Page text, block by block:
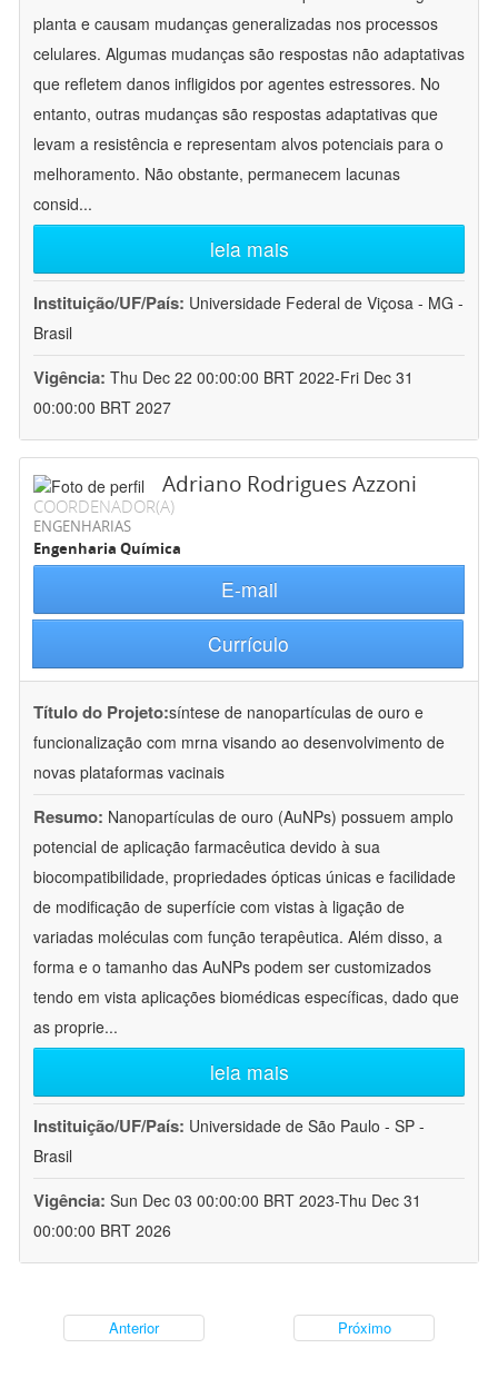
planta e causam mudanças generalizadas nos processos
celulares. Algumas mudanças são respostas não adaptativas
que refletem danos infligidos por agentes estressores. No
entanto, outras mudanças são respostas adaptativas que
levam a resistência e representam alvos potenciais para o
melhoramento. Não obstante, permanecem lacunas
consid...
leia mais
Instituição/UF/País: Universidade Federal de Viçosa - MG -
Brasil
Vigência: Thu Dec 22 00:00:00 BRT 2022-Fri Dec 31
00:00:00 BRT 2027
Adriano Rodrigues Azzoni
COORDENADOR(A)
ENGENHARIAS
Engenharia Química
E-mail
Currículo
Título do Projeto:síntese de nanopartículas de ouro e
funcionalização com mrna visando ao desenvolvimento de
novas plataformas vacinais
Resumo: Nanopartículas de ouro (AuNPs) possuem amplo
potencial de aplicação farmacêutica devido à sua
biocompatibilidade, propriedades ópticas únicas e facilidade
de modificação de superfície com vistas à ligação de
variadas moléculas com função terapêutica. Além disso, a
forma e o tamanho das AuNPs podem ser customizados
tendo em vista aplicações biomédicas específicas, dado que
as proprie...
leia mais
Instituição/UF/País: Universidade de São Paulo - SP -
Brasil
Vigência: Sun Dec 03 00:00:00 BRT 2023-Thu Dec 31
00:00:00 BRT 2026
Anterior Próximo